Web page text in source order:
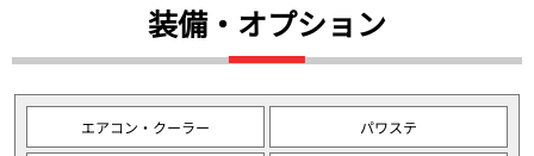
装備・オプション
エアコン・クーラー パワステ